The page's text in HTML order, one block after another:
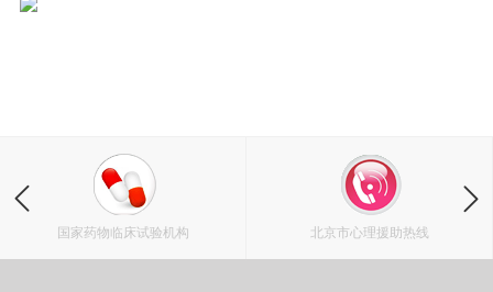
国家药物临床试验机构 北京市心理援助热线